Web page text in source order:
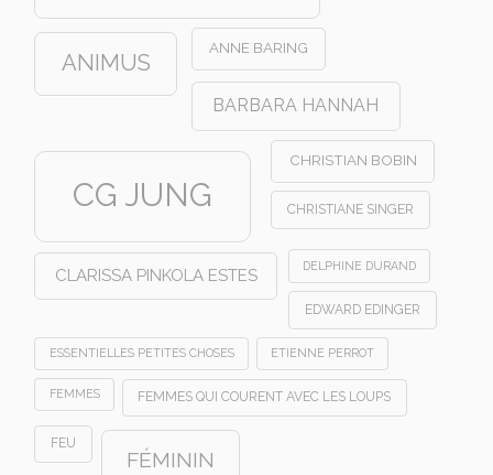
ANIMUS
ANNE BARING
BARBARA HANNAH
CG JUNG
CHRISTIAN BOBIN
CHRISTIANE SINGER
CLARISSA PINKOLA ESTES DELPHINE DURAND
EDWARD EDINGER
ESSENTIELLES PETITES CHOSES ETIENNE PERROT
FEMMES FEMMES QUI COURENT AVEC LES LOUPS
FEU
FÉMININ